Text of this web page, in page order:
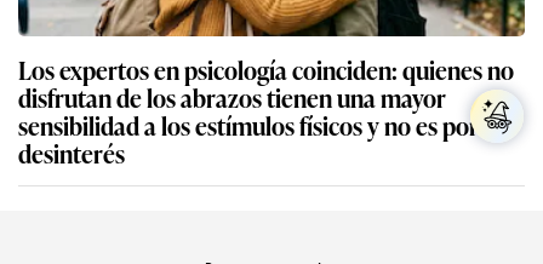
Los expertos en psicología coinciden: quienes no
disfrutan de los abrazos tienen una mayor
sensibilidad a los estímulos físicos y no es por
desinterés